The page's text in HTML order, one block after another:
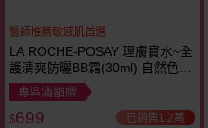
醫師推薦敏感肌首選
LA ROCHE-POSAY 理膚寶水~全
護清爽防曬BB霜(30ml) 自然色／
健康色／粉嫩色
專區滿額贈
$699 已銷售1.2萬